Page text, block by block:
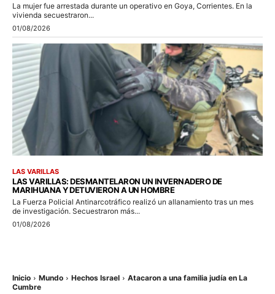
La mujer fue arrestada durante un operativo en Goya, Corrientes. En la
vivienda secuestraron...
01/08/2026
LAS VARILLAS
LAS VARILLAS: DESMANTELARON UN INVERNADERO DE
MARIHUANA Y DETUVIERON A UN HOMBRE
La Fuerza Policial Antinarcotráfico realizó un allanamiento tras un mes
de investigación. Secuestraron más...
01/08/2026